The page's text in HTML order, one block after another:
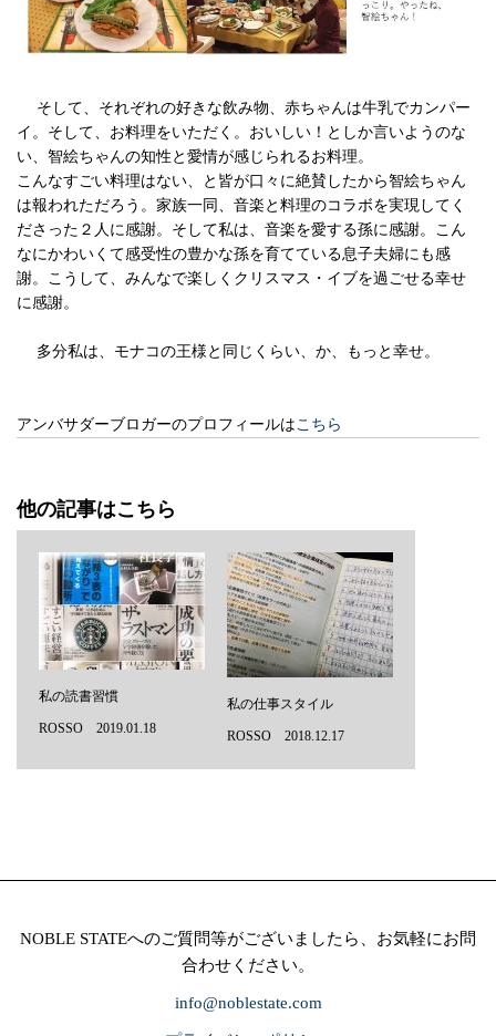
そして、それぞれの好きな飲み物、赤ちゃんは牛乳でカンパー
イ。そして、お料理をいただく。おいしい！としか言いようのな
い、智絵ちゃんの知性と愛情が感じられるお料理。
こんなすごい料理はない、と皆が口々に絶賛したから智絵ちゃん
は報われただろう。家族一同、音楽と料理のコラボを実現してく
ださった２人に感謝。そして私は、音楽を愛する孫に感謝。こん
なにかわいくて感受性の豊かな孫を育てている息子夫婦にも感
謝。こうして、みんなで楽しくクリスマス・イブを過ごせる幸せ
に感謝。
多分私は、モナコの王様と同じくらい、か、もっと幸せ。
アンバサダーブロガーのプロフィールはこちら
他の記事はこちら
私の読書習慣
ROSSO 2019.01.18
私の仕事スタイル
ROSSO 2018.12.17
NOBLE STATEへのご質問等がございましたら、お気軽にお問
合わせください。
info@noblestate.com